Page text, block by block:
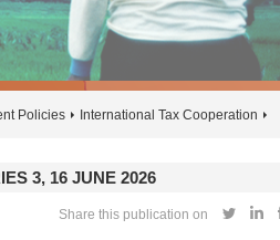
Policies
International Tax Cooperation
3, 16 JUNE 2026
Share this publication on